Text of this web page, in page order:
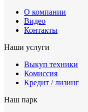
О компании
Видео
Контакты
Наши услуги
Выкуп техники
Комиссия
Кредит / лизинг
Наш парк